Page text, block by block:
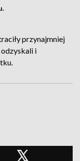
przynajmniej
i